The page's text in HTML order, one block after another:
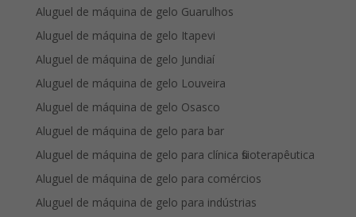
Aluguel de máquina de gelo Guarulhos
Aluguel de máquina de gelo Itapevi
Aluguel de máquina de gelo Jundiaí
Aluguel de máquina de gelo Louveira
Aluguel de máquina de gelo Osasco
Aluguel de máquina de gelo para bar
Aluguel de máquina de gelo para clínica fisioterapêutica
Aluguel de máquina de gelo para comércios
Aluguel de máquina de gelo para indústrias